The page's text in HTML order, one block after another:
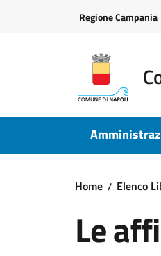
Regione Campania
Home Elenco
Le